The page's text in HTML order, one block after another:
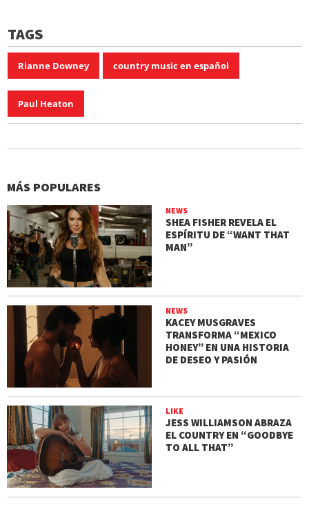
TAGS
Rianne Downey country music en español
Paul Heaton
MÁS POPULARES
NEWS
SHEA FISHER REVELA EL
ESPÍRITU DE “WANT THAT
MAN”
NEWS
KACEY MUSGRAVES
TRANSFORMA “MEXICO
HONEY” EN UNA HISTORIA
DE DESEO Y PASIÓN
LIKE
JESS WILLIAMSON ABRAZA
EL COUNTRY EN “GOODBYE
TO ALL THAT”